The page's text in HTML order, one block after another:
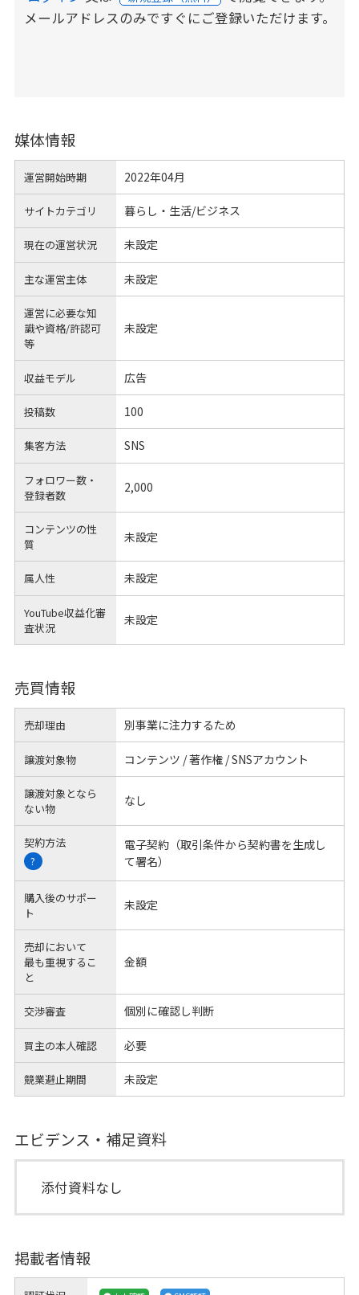
メールアドレスのみですぐにご登録いただけます。
媒体情報
運営開始時期 2022年04月
サイトカテゴリ 暮らし・生活/ビジネス
現在の運営状況 未設定
主な運営主体 未設定
運営に必要な知
識や資格/許認可
等
未設定
収益モデル 広告
投稿数 100
集客方法 SNS
フォロワー数・
登録者数
2,000
コンテンツの性
質
未設定
属人性 未設定
YouTube収益化審
査状況
未設定
売買情報
売却理由 別事業に注力するため
譲渡対象物 コンテンツ / 著作権 / SNSアカウント
譲渡対象となら
ない物
なし
契約方法
?
電子契約（取引条件から契約書を生成し
て署名）
購入後のサポー
ト
未設定
売却において
最も重視するこ
と
金額
交渉審査 個別に確認し判断
買主の本人確認 必要
競業避止期間 未設定
エビデンス・補足資料
添付資料なし
掲載者情報